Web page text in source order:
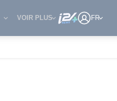
VOIR PLUS FR